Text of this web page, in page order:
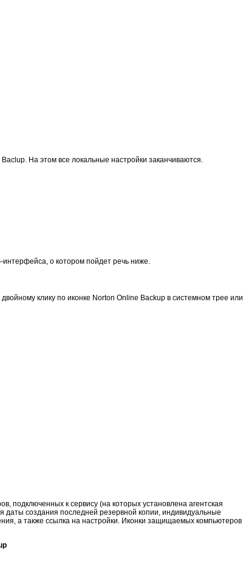
На этом все локальные настройки заканчиваются.
интерфейса, о котором пойдет речь ниже.
клику по иконке Norton Online Backup в системном трее или
подключенных к сервису (на которых установлена агентская
создания последней резервной копии, индивидуальные
а также ссылка на настройки. Иконки защищаемых компьютеров